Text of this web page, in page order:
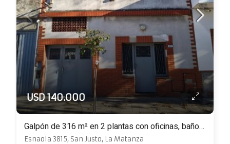
USD 140.000
Galpón de 316 m² en 2 plantas con oficinas, baño y vestuarios
Esnaola 3815, San Justo, La Matanza